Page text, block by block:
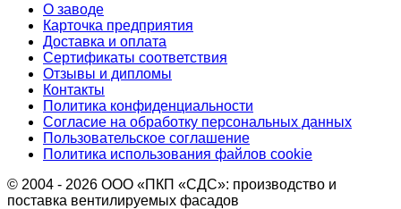
О заводе
Карточка предприятия
Доставка и оплата
Сертификаты соответствия
Отзывы и дипломы
Контакты
Политика конфиденциальности
Согласие на обработку персональных данных
Пользовательское соглашение
Политика использования файлов cookie
© 2004 - 2026 ООО «ПКП «СДС»: производство и
поставка вентилируемых фасадов